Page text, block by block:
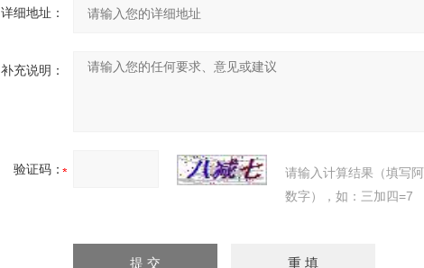
详细地址：
补充说明：
验证码：
请输入计算结果（填写
数字），如：三加四=7